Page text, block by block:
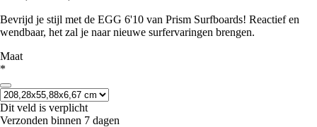
Bevrijd je stijl met de EGG 6'10 van Prism Surfboards! Reactief en
wendbaar, het zal je naar nieuwe surfervaringen brengen.
Maat
*
Dit veld is verplicht
Verzonden binnen 7 dagen